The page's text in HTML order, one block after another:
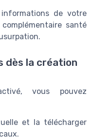
de votre
santé
dès la création
vous pouvez
et la télécharger